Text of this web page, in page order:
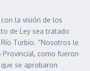
la visión de los
de Ley sea tratado
Turbio. “Nosotros le
Provincial, como fueron
se aprobaron